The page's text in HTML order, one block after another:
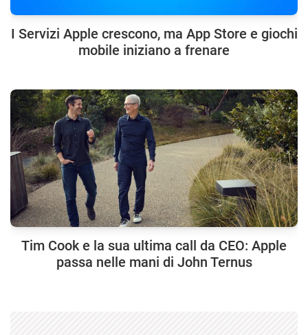
I Servizi Apple crescono, ma App Store e giochi
mobile iniziano a frenare
Tim Cook e la sua ultima call da CEO: Apple
passa nelle mani di John Ternus